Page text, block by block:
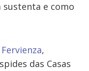
sustenta e como
,
das Casas